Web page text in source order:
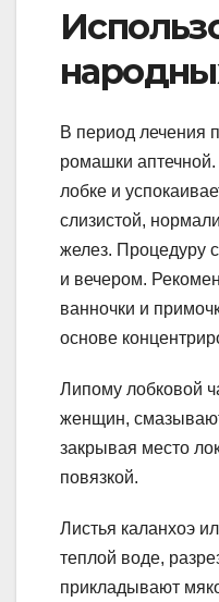
В период лечения
ромашки
лобке и
слизистой,
желез. Процедуру
и вечером.
ванночки и
основе
Липому лобковой
женщин,
закрывая место
повязкой.
Листья каланхоэ
теплой воде,
прикладывают